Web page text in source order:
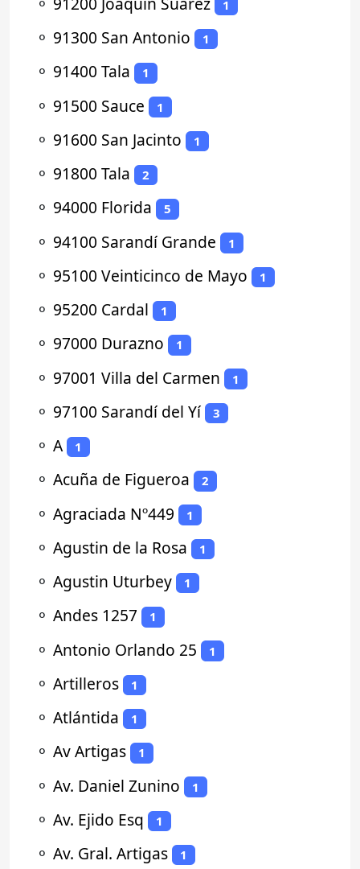
1
⚬ 91300 San Antonio 1
⚬ 91400 Tala 1
⚬ 91500 Sauce 1
⚬ 91600 San Jacinto 1
⚬ 91800 Tala 2
⚬ 94000 Florida 5
⚬ 94100 Sarandí Grande 1
⚬ 95100 Veinticinco de Mayo 1
⚬ 95200 Cardal 1
⚬ 97000 Durazno 1
⚬ 97001 Villa del Carmen 1
⚬ 97100 Sarandí del Yí 3
⚬ A 1
⚬ Acuña de Figueroa 2
⚬ Agraciada Nº449 1
⚬ Agustin de la Rosa 1
⚬ Agustin Uturbey 1
⚬ Andes 1257 1
⚬ Antonio Orlando 25 1
⚬ Artilleros 1
⚬ Atlántida 1
⚬ Av Artigas 1
⚬ Av. Daniel Zunino 1
⚬ Av. Ejido Esq 1
⚬ Av. Gral. Artigas 1